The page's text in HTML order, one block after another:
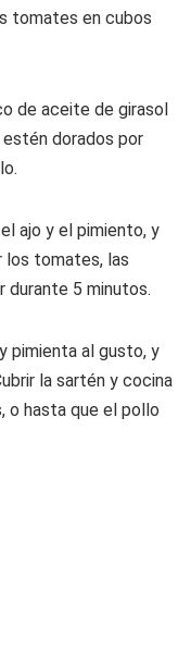
tomates en cubos
de aceite de girasol
dorados por
ajo y el pimiento, y
los tomates, las
durante 5 minutos.
pimienta al gusto, y
la sartén y cocina
o hasta que el pollo